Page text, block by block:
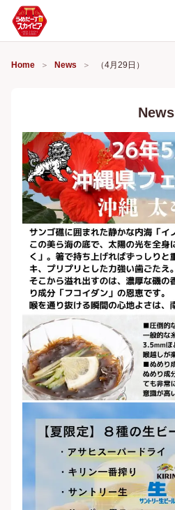
Home News （4月29日）
News